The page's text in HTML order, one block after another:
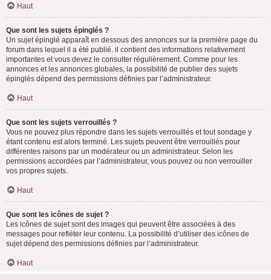
Haut
Que sont les sujets épinglés ?
Un sujet épinglé apparaît en dessous des annonces sur la première page du
forum dans lequel il a été publié. il contient des informations relativement
importantes et vous devez le consulter régulièrement. Comme pour les
annonces et les annonces globales, la possibilité de publier des sujets
épinglés dépend des permissions définies par l’administrateur.
Haut
Que sont les sujets verrouillés ?
Vous ne pouvez plus répondre dans les sujets verrouillés et tout sondage y
étant contenu est alors terminé. Les sujets peuvent être verrouillés pour
différentes raisons par un modérateur ou un administrateur. Selon les
permissions accordées par l’administrateur, vous pouvez ou non verrouiller
vos propres sujets.
Haut
Que sont les icônes de sujet ?
Les icônes de sujet sont des images qui peuvent être associées à des
messages pour refléter leur contenu. La possibilité d’utiliser des icônes de
sujet dépend des permissions définies par l’administrateur.
Haut